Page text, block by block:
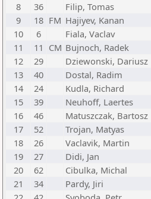
8
36 Filip, Tomas
9
18 FM Hajiyev, Kanan
10
6 Fiala, Vaclav
11
11 CM Bujnoch, Radek
12
29 Dziewonski, Dariusz
13
40 Dostal, Radim
14
24 Kudla, Richard
15
39 Neuhoff, Laertes
16
46 Matuszczak, Bartosz
17
52 Trojan, Matyas
18
26 Vaclavik, Martin
19
27 Didi, Jan
20
62 Cibulka, Michal
21
34 Pardy, Jiri